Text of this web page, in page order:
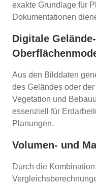
exakte Grundlage für
Dokumentationen
Digitale
Aus den Bilddaten
des Geländes oder
Vegetation und
essenziell für
Planungen.
Volumen- und
Durch die